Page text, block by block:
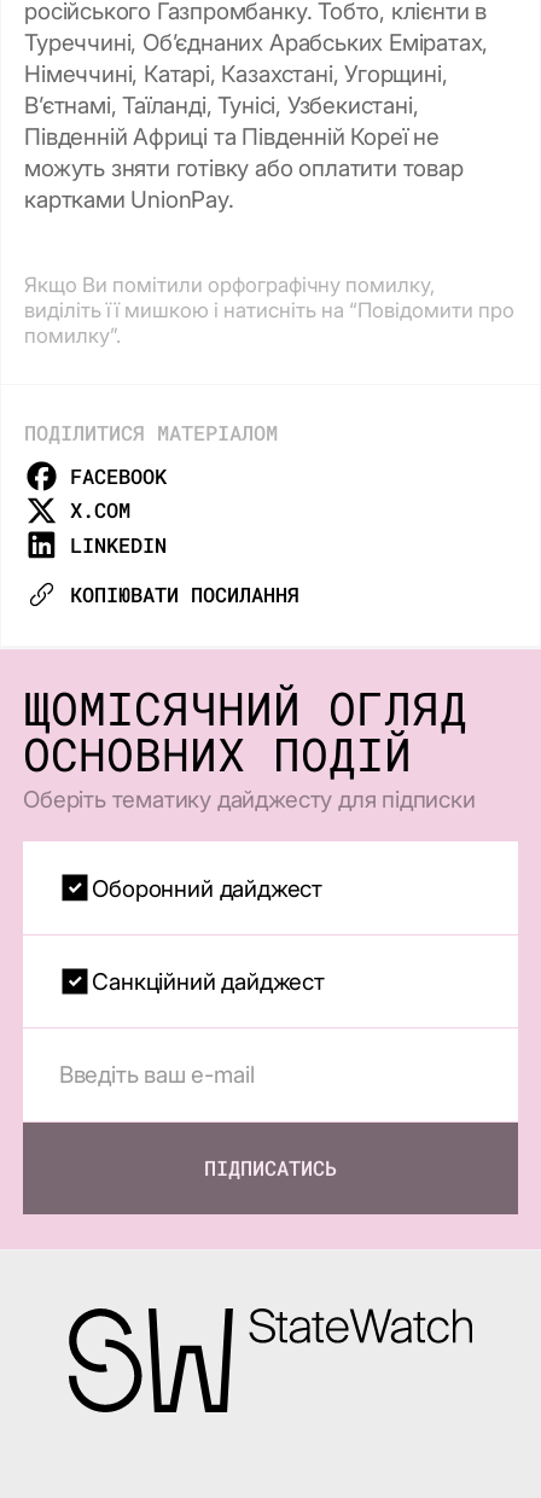
російського Газпромбанку. Тобто, клієнти в
Туреччині, Об’єднаних Арабських Еміратах,
Німеччині, Катарі, Казахстані, Угорщині,
В’єтнамі, Таїланді, Тунісі, Узбекистані,
Південній Африці та Південній Кореї не
можуть зняти готівку або оплатити товар
картками UnionPay.
Якщо Ви помітили орфографічну помилку,
виділіть її мишкою і натисніть на “Повідомити про
помилку”.
ПОДІЛИТИСЯ МАТЕРІАЛОМ
FACEBOOK
X.COM
LINKEDIN
КОПІЮВАТИ ПОСИЛАННЯ
ЩОМІСЯЧНИЙ ОГЛЯД
ОСНОВНИХ ПОДІЙ
Оберіть тематику дайджесту для підписки
Оборонний дайджест
Санкційний дайджест
ПІДПИСАТИСЬ